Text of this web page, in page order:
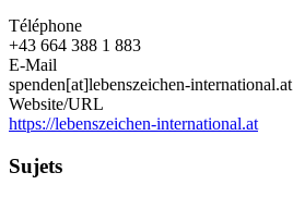
menacés
(GFBVÖ)
Téléphone
+43 664 388 1 883
E-Mail
spenden[at]lebenszeichen-international.at
Website/URL
https://lebenszeichen-international.at
Sujets